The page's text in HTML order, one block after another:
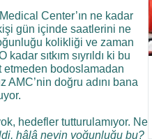
Center’ın ne kadar
gün içinde saatlerini ne
kolikliği ve zaman
sıtkım sıyrıldı ki bu
etmeden bodoslamadan
doğru adını bana
hedefler tutturulamıyor. Ne
hâlâ neyin yoğunluğu bu?